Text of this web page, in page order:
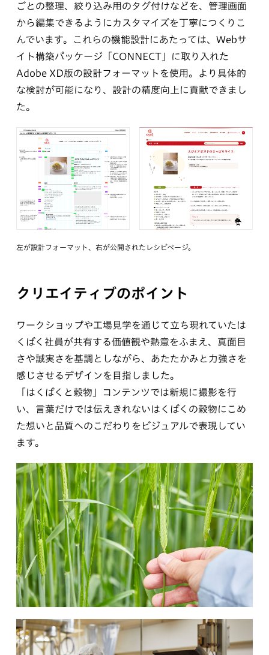
ごとの整理、絞り込み用のタグ付けなどを、管理画面
から編集できるようにカスタマイズを丁寧につくりこ
んでいます。これらの機能設計にあたっては、Webサ
イト構築パッケージ「CONNECT」に取り入れた
Adobe XD版の設計フォーマットを使用。より具体的
な検討が可能になり、設計の精度向上に貢献できまし
た。
左が設計フォーマット、右が公開されたレシピページ。
クリエイティブのポイント
ワークショップや工場見学を通じて立ち現れていたは
くばく社員が共有する価値観や熱意をふまえ、真面目
さや誠実さを基調としながら、あたたかみと力強さを
感じさせるデザインを目指しました。
「はくばくと穀物」コンテンツでは新規に撮影を行
い、言葉だけでは伝えきれないはくばくの穀物にこめ
た想いと品質へのこだわりをビジュアルで表現してい
ます。